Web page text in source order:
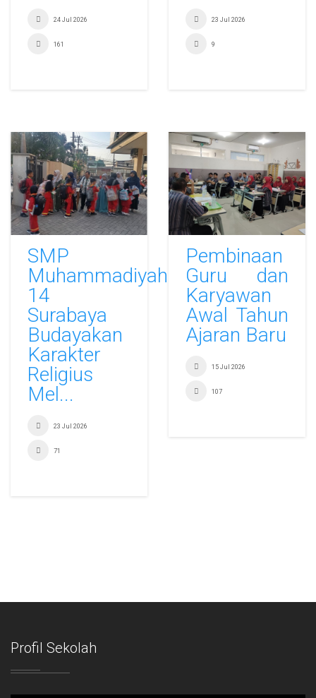
24 Jul 2026
161
23 Jul 2026
9
SMP
Muhammadiyah
14
Surabaya
Budayakan
Karakter
Religius
Mel...
23 Jul 2026
71
Pembinaan
Guru dan
Karyawan
Awal Tahun
Ajaran Baru
15 Jul 2026
107
Profil Sekolah